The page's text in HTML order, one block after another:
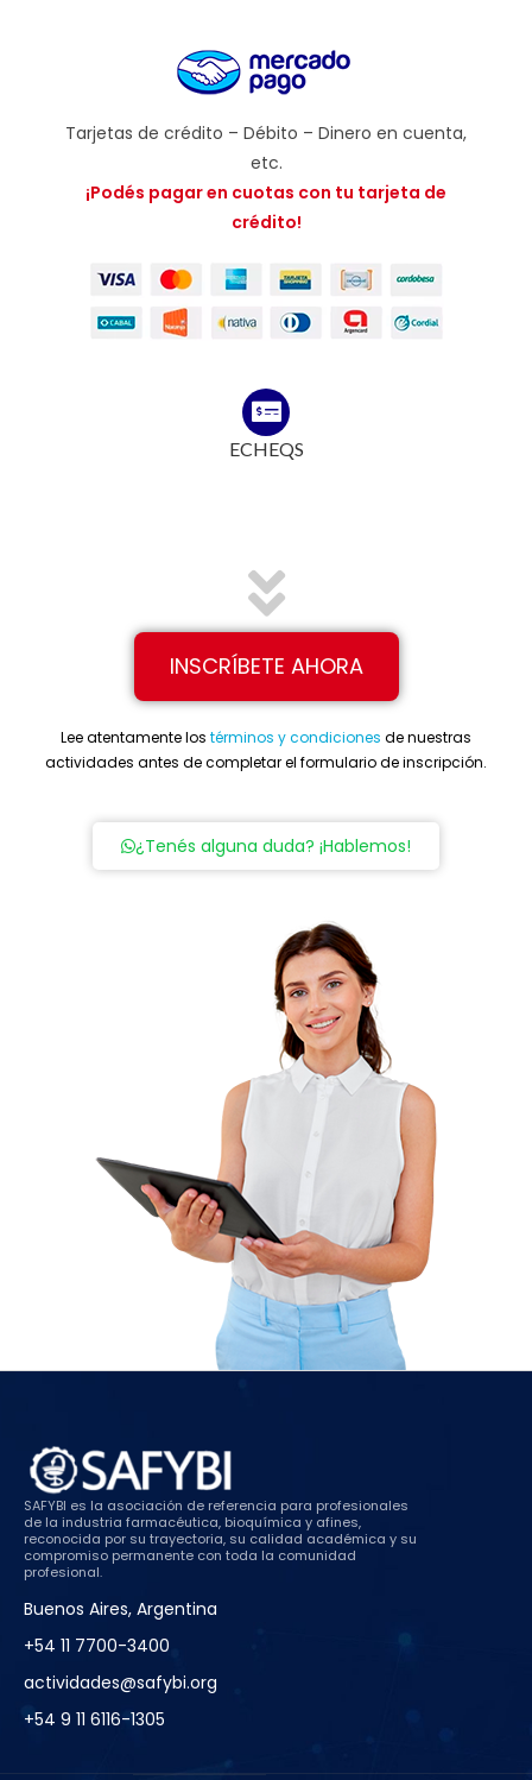
Tarjetas de crédito – Débito – Dinero en cuenta,
etc.
¡Podés pagar en cuotas con tu tarjeta de
crédito!
ECHEQS
INSCRÍBETE AHORA
Lee atentamente los términos y condiciones de nuestras
actividades antes de completar el formulario de inscripción.
¿Tenés alguna duda? ¡Hablemos!
SAFYBI es la asociación de referencia para profesionales
de la industria farmacéutica, bioquímica y afines,
reconocida por su trayectoria, su calidad académica y su
compromiso permanente con toda la comunidad
profesional.
Buenos Aires, Argentina
+54 11 7700-3400
actividades@safybi.org
+54 9 11 6116-1305